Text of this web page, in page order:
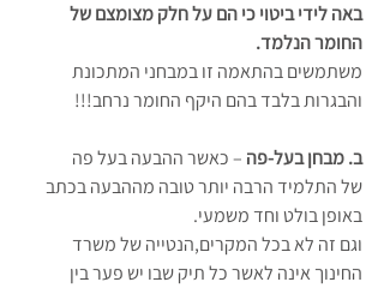
באה לידי ביטוי כי הם על חלק מצומצם של
החומר הנלמד.
משתמשים בהתאמה זו במבחני המתכונת
והבגרות בלבד בהם היקף החומר נרחב!!!
ב. מבחן בעל-פה – כאשר ההבעה בעל פה
של התלמיד הרבה יותר טובה מההבעה בכתב
באופן בולט וחד משמעי.
וגם זה לא בכל המקרים,הנטייה של משרד
החינוך אינה לאשר כל תיק שבו יש פער בין